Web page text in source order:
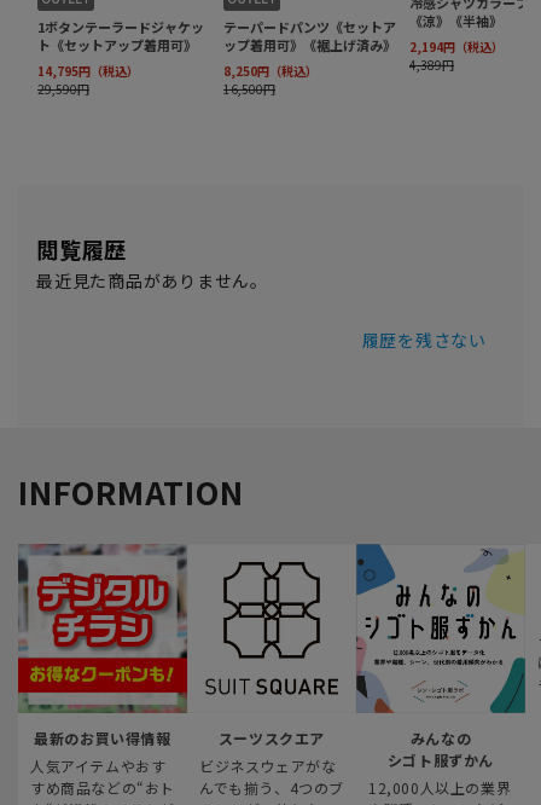
閲覧履歴
最近見た商品がありません。
履歴を残さない
INFORMATION
最新のお買い得情報
人気アイテムやおす
すめ商品などの“おト
スーツスクエア
ビジネスウェアがな
んでも揃う、4つのブ
みんなの
シゴト服ずかん
12,000人以上の業界